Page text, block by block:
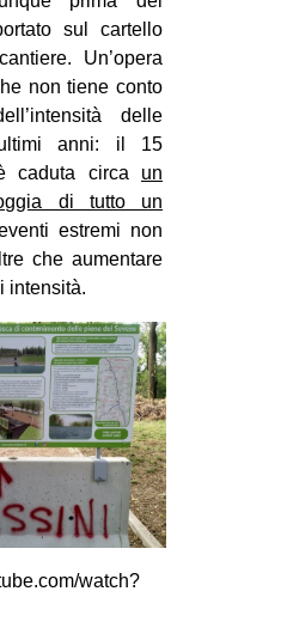
in
Fb
bsky
ms
SEARCH
sul cartello
Un’opera
non tiene conto
delle
anni: il 15
caduta circa un
di tutto un
estremi non
che aumentare
intensità.
watch?